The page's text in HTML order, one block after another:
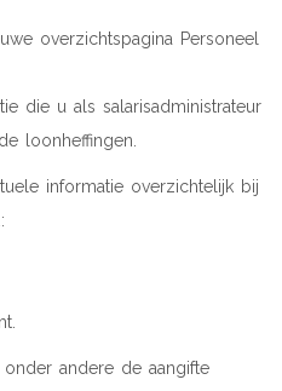
overzichtspagina Personeel
die u als salarisadministrateur
loonheffingen.
informatie overzichtelijk bij
andere de aangifte